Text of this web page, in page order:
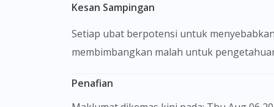
Kesan Sampingan
Setiap ubat berpotensi untuk
membimbangkan malah untuk
Penafian